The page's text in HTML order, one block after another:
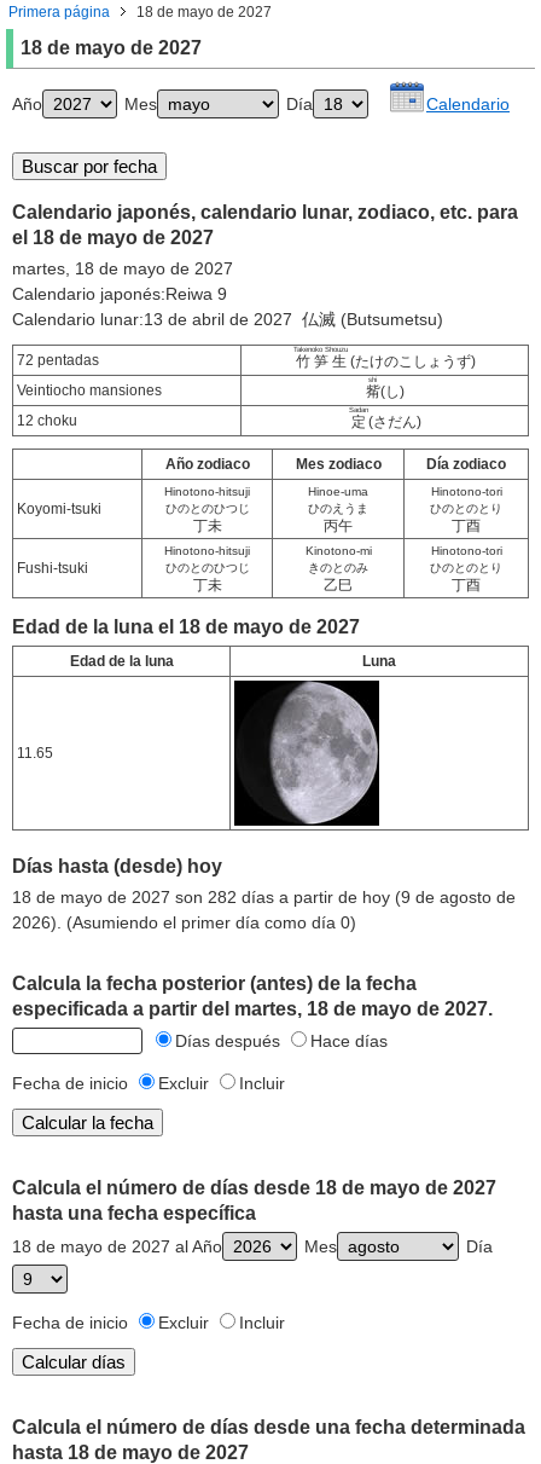
Primera página 18 de mayo de 2027
18 de mayo de 2027
Año Mes Día Calendario
Calendario japonés, calendario lunar, zodiaco, etc. para
el 18 de mayo de 2027
martes, 18 de mayo de 2027
Calendario japonés:Reiwa 9
Calendario lunar:13 de abril de 2027 仏滅 (Butsumetsu)
72 pentadas 竹笋生
Takenoko Shouzu
(たけのこしょうず)
Veintiocho mansiones
觜
shi
(し)
12 choku
定
Sadan
(さだん)
Año zodiaco Mes zodiaco Día zodiaco
Koyomi-tsuki
Hinotono-hitsuji
ひのとのひつじ
丁未
Hinoe-uma
ひのえうま
丙午
Hinotono-tori
ひのとのとり
丁酉
Fushi-tsuki
Hinotono-hitsuji
ひのとのひつじ
丁未
Kinotono-mi
きのとのみ
乙巳
Hinotono-tori
ひのとのとり
丁酉
Edad de la luna el 18 de mayo de 2027
Edad de la luna Luna
11.65
Días hasta (desde) hoy
18 de mayo de 2027 son 282 días a partir de hoy (9 de agosto de
2026). (Asumiendo el primer día como día 0)
Calcula la fecha posterior (antes) de la fecha
especificada a partir del martes, 18 de mayo de 2027.
Días después Hace días
Fecha de inicio Excluir Incluir
Calcula el número de días desde 18 de mayo de 2027
hasta una fecha específica
18 de mayo de 2027 al Año Mes Día
Fecha de inicio Excluir Incluir
Calcula el número de días desde una fecha determinada
hasta 18 de mayo de 2027